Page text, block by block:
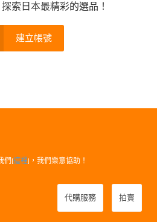
索日本最精彩的選品！
建立帳號
們[這裡]，我們樂意協助！
代購服務 拍賣